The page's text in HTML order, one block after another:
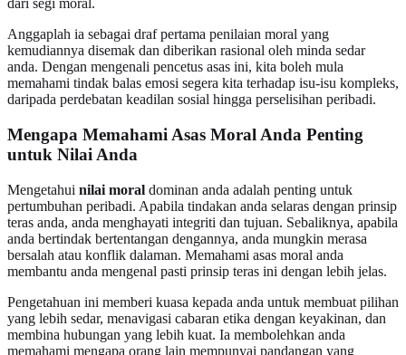
dari segi moral.
Anggaplah ia sebagai draf pertama penilaian moral yang
kemudiannya disemak dan diberikan rasional oleh minda sedar
anda. Dengan mengenali pencetus asas ini, kita boleh mula
memahami tindak balas emosi segera kita terhadap isu-isu kompleks,
daripada perdebatan keadilan sosial hingga perselisihan peribadi.
Mengapa Memahami Asas Moral Anda Penting
untuk Nilai Anda
Mengetahui nilai moral dominan anda adalah penting untuk
pertumbuhan peribadi. Apabila tindakan anda selaras dengan prinsip
teras anda, anda menghayati integriti dan tujuan. Sebaliknya, apabila
anda bertindak bertentangan dengannya, anda mungkin merasa
bersalah atau konflik dalaman. Memahami asas moral anda
membantu anda mengenal pasti prinsip teras ini dengan lebih jelas.
Pengetahuan ini memberi kuasa kepada anda untuk membuat pilihan
yang lebih sedar, menavigasi cabaran etika dengan keyakinan, dan
membina hubungan yang lebih kuat. Ia membolehkan anda
memahami mengapa orang lain mempunyai pandangan yang